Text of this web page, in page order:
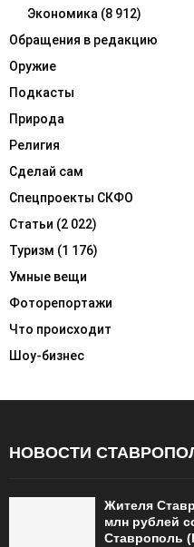
Экономика (8 912)
Обращения в редакцию
Оружие
Подкасты
Природа
Религия
Сделай сам
Спецпроекты СКФО
Статьи (2 022)
Туризм (1 176)
Умные вещи
Фоторепортажи
Что происходит
Шоу-бизнес
НОВОСТИ
Жителя
млн рублей
Ставрополь